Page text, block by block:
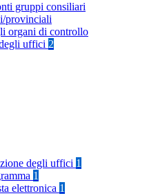
gruppi consiliari
provinciali
organi di controllo
uffici 2
degli uffici 1
1
elettronica 1